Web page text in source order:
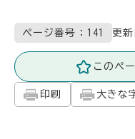
ページ番号：141 更新
このペ
印刷 大きな